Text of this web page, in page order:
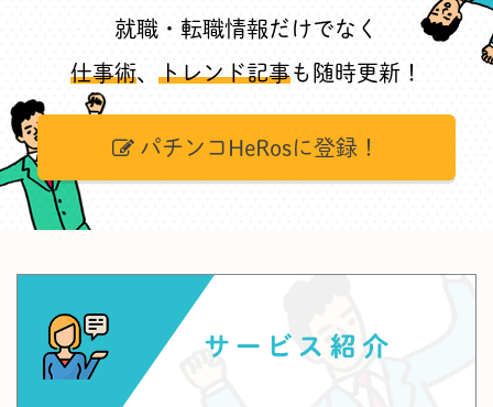
就職・転職情報だけでなく
仕事術、 トレンド記事も随時更新！
パチンコHeRosに登録！